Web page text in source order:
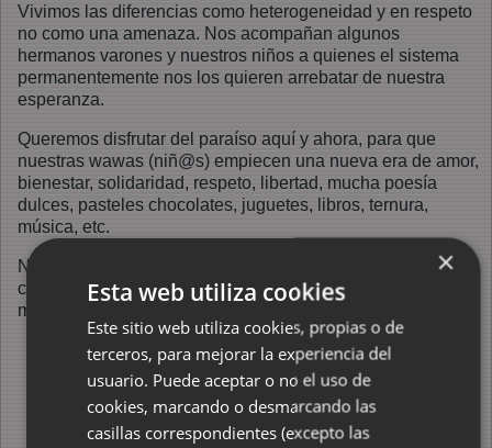
Vivimos las diferencias como heterogeneidad y en respeto
no como una amenaza. Nos acompañan algunos
hermanos varones y nuestros niños a quienes el sistema
permanentemente nos los quieren arrebatar de nuestra
esperanza.
Queremos disfrutar del paraíso aquí y ahora, para que
nuestras wawas (niñ@s) empiecen una nueva era de amor,
bienestar, solidaridad, respeto, libertad, mucha poesía
dulces, pasteles chocolates, juguetes, libros, ternura,
música, etc.
Nuestros instrumentos de lucha y construcción son la
creatividad, la desobediencia al sistema patriarcal y
machista, la ética en nuestras acciones y el amor. ...
×
Esta web utiliza cookies
Este sitio web utiliza cookies, propias o de
terceros, para mejorar la experiencia del
usuario. Puede aceptar o no el uso de
cookies, marcando o desmarcando las
casillas correspondientes (excepto las